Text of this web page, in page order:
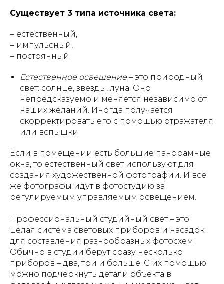
Существует 3 типа источника света:
– естественный,
– импульсный,
– постоянный.
Естественное освещение – это природный
свет: солнце, звезды, луна. Оно
непредсказуемо и меняется независимо от
наших желаний. Иногда получается
скорректировать его с помощью отражателя
или вспышки.
Если в помещении есть большие панорамные
окна, то естественный свет используют для
создания художественной фотографии. И всё
же фотографы идут в фотостудию за
регулируемым управляемым освещением.
Профессиональный студийный свет – это
целая система световых приборов и насадок
для составления разнообразных фотосхем.
Обычно в студии берут сразу несколько
приборов – два, три и больше. С их помощью
можно подчеркнуть детали объекта в